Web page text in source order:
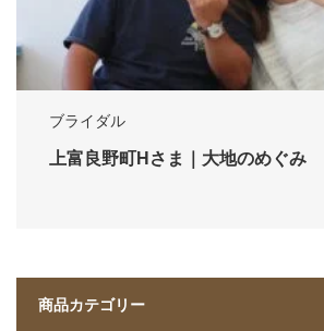
ブライダル
上富良野町Hさま｜大地のめぐみ
商品カテゴリー